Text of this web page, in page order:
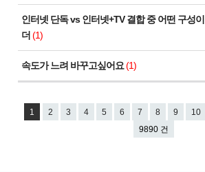
인터넷 단독 vs 인터넷+TV 결합 중 어떤 구성이
더 (1)
속도가 느려 바꾸고싶어요 (1)
1 2 3 4 5 6 7 8 9 10
9890 건